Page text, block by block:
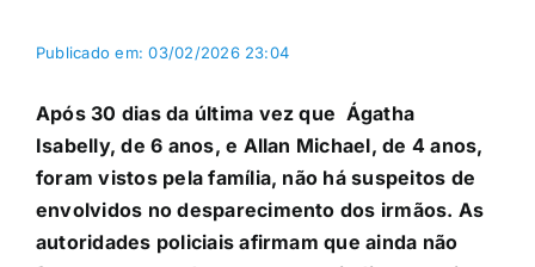
Publicado em: 03/02/2026 23:04
Após 30 dias da última vez que Ágatha
Isabelly, de 6 anos, e Allan Michael, de 4 anos,
foram vistos pela família, não há suspeitos de
envolvidos no desparecimento dos irmãos. As
autoridades policiais afirmam que ainda não